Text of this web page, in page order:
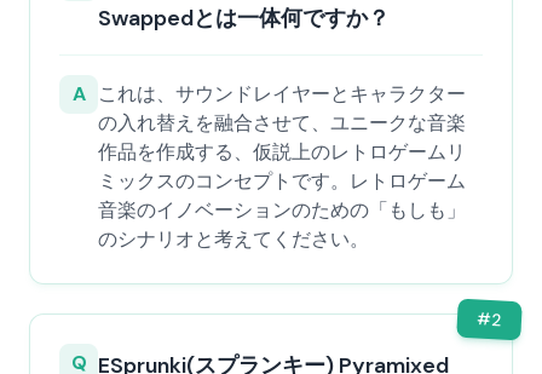
Swappedとは一体何ですか？
A これは、サウンドレイヤーとキャラクター
の入れ替えを融合させて、ユニークな音楽
作品を作成する、仮説上のレトロゲームリ
ミックスのコンセプトです。レトロゲーム
音楽のイノベーションのための「もしも」
のシナリオと考えてください。
#2
Q ESprunki(スプランキー) Pyramixed